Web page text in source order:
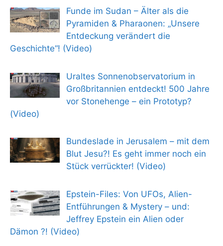
Funde im Sudan – Älter als die
Pyramiden & Pharaonen: „Unsere
Entdeckung verändert die
Geschichte“! (Video)
Uraltes Sonnenobservatorium in
Großbritannien entdeckt! 500 Jahre
vor Stonehenge – ein Prototyp?
(Video)
Bundeslade in Jerusalem – mit dem
Blut Jesu?! Es geht immer noch ein
Stück verrückter! (Video)
Epstein-Files: Von UFOs, Alien-
Entführungen & Mystery – und:
Jeffrey Epstein ein Alien oder
Dämon ?! (Video)